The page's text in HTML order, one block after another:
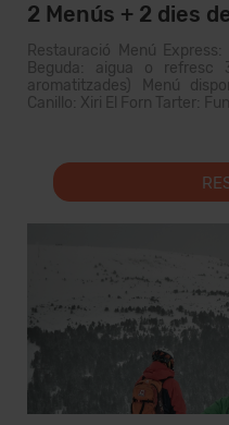
2 Menús + 2 dies
Restauració Menú
Beguda: aigua o
aromatitzades) Menú
Canillo: Xiri El Forn Tarter: